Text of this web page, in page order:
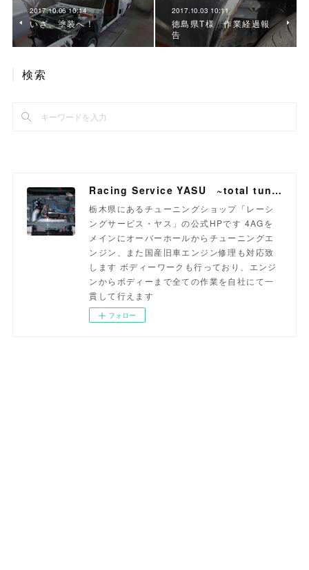
2017.10.06 10:14
いざ、塗装へ！
2017.10.03 10:11
徳島県T様 作業経過報
告
検索
Racing Service YASU ~total tuning proshop~
栃木県にあるチューニングショップ「レーシ
ングサービス・ヤス」の公式HPです 4AGを
メインにオーバーホールからチューニングエ
ンジン、また国産旧車エンジン修理も対応致
します ボディーワークも行っており、エンジ
ンからボディーまで全ての作業を自社にて一
貫して行えます
フォロー